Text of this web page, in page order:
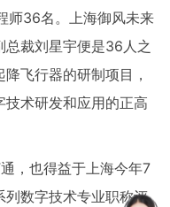
师36名。上海御风未来
总裁刘星宇便是36人之
飞行器的研制项目，
术研发和应用的正高
，也得益于上海今年7
列数字技术专业职称评